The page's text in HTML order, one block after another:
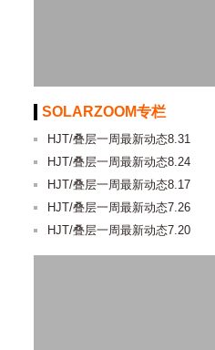
SOLARZOOM专栏
HJT/叠层一周最新动态8.31
HJT/叠层一周最新动态8.24
HJT/叠层一周最新动态8.17
HJT/叠层一周最新动态7.26
HJT/叠层一周最新动态7.20